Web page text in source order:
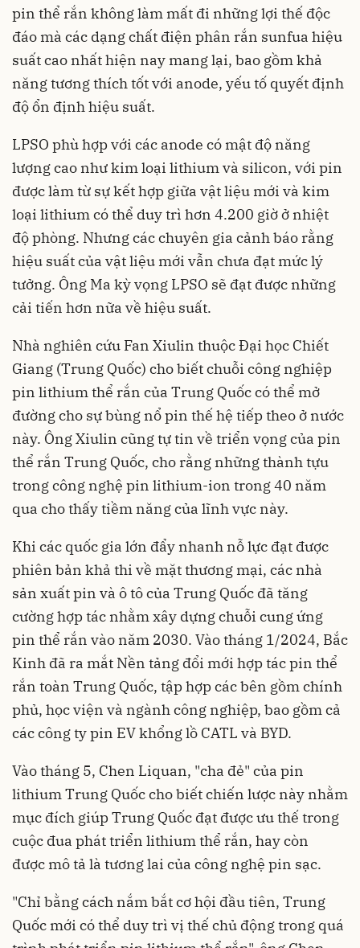
pin thể rắn không làm mất đi những lợi thế độc
đáo mà các dạng chất điện phân rắn sunfua hiệu
suất cao nhất hiện nay mang lại, bao gồm khả
năng tương thích tốt với anode, yếu tố quyết định
độ ổn định hiệu suất.
LPSO phù hợp với các anode có mật độ năng
lượng cao như kim loại lithium và silicon, với pin
được làm từ sự kết hợp giữa vật liệu mới và kim
loại lithium có thể duy trì hơn 4.200 giờ ở nhiệt
độ phòng. Nhưng các chuyên gia cảnh báo rằng
hiệu suất của vật liệu mới vẫn chưa đạt mức lý
tưởng. Ông Ma kỳ vọng LPSO sẽ đạt được những
cải tiến hơn nữa về hiệu suất.
Nhà nghiên cứu Fan Xiulin thuộc Đại học Chiết
Giang (Trung Quốc) cho biết chuỗi công nghiệp
pin lithium thể rắn của Trung Quốc có thể mở
đường cho sự bùng nổ pin thế hệ tiếp theo ở nước
này. Ông Xiulin cũng tự tin về triển vọng của pin
thể rắn Trung Quốc, cho rằng những thành tựu
trong công nghệ pin lithium-ion trong 40 năm
qua cho thấy tiềm năng của lĩnh vực này.
Khi các quốc gia lớn đẩy nhanh nỗ lực đạt được
phiên bản khả thi về mặt thương mại, các nhà
sản xuất pin và ô tô của Trung Quốc đã tăng
cường hợp tác nhằm xây dựng chuỗi cung ứng
pin thể rắn vào năm 2030. Vào tháng 1/2024, Bắc
Kinh đã ra mắt Nền tảng đổi mới hợp tác pin thể
rắn toàn Trung Quốc, tập hợp các bên gồm chính
phủ, học viện và ngành công nghiệp, bao gồm cả
các công ty pin EV khổng lồ CATL và BYD.
Vào tháng 5, Chen Liquan, "cha đẻ" của pin
lithium Trung Quốc cho biết chiến lược này nhằm
mục đích giúp Trung Quốc đạt được ưu thế trong
cuộc đua phát triển lithium thể rắn, hay còn
được mô tả là tương lai của công nghệ pin sạc.
"Chỉ bằng cách nắm bắt cơ hội đầu tiên, Trung
Quốc mới có thể duy trì vị thế chủ động trong quá